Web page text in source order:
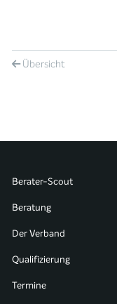
Übersicht
Berater-Scout
Beratung
Der Verband
Qualifizierung
Termine